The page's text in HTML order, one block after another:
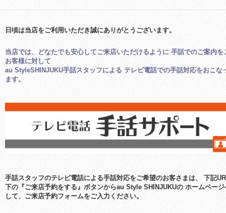
日頃は当店をご利用いただき誠にありがとうございます。
当店では、どなたでも安心してご来店いただけるように 手話でのご案内を
お客様に対して
au StyleSHINJUKU手話スタッフによる テレビ電話での手話対応をおこな
ます。
手話スタッフのテレビ電話による手話対応をご希望のお客さまは、
下記
下の『ご来店予約をする』ボタンからau Style SHINJUKUの ホームページ
して、ご来店予約フォームをご入力ください。